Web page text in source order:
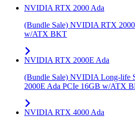
NVIDIA RTX 2000 Ada
(Bundle Sale) NVIDIA RTX
w/ATX BKT
NVIDIA RTX 2000E Ada
(Bundle Sale) NVIDIA Long-
2000E Ada PCIe 16GB w/ATX
NVIDIA RTX 4000 Ada